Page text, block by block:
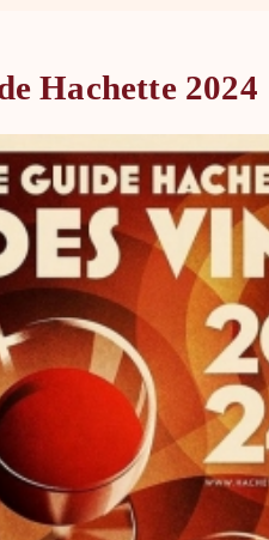
Hachette 2024